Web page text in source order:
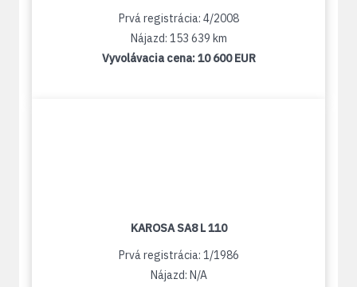
Prvá registrácia: 4/2008
Nájazd: 153 639 km
Vyvolávacia cena:10 600 EUR
KAROSA SA8 L 110
Prvá registrácia: 1/1986
Nájazd: N/A